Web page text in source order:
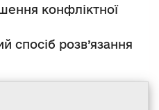
конфліктної
спосіб розв’язання